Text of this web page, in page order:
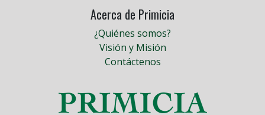
Acerca de Primicia
¿Quiénes somos?
Visión y Misión
Contáctenos